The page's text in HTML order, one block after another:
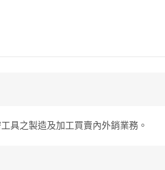
具之製造及加工買賣內外銷業務。